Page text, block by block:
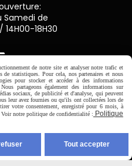
Samedi de
14H00-18H30
sécurisé
Agricole
sans frais)
de notre site et analyser notre trafic et
statistiques. Pour cela, nos partenaires et nous
pour stocker et accéder à des informations
partageons également des informations sur
sociaux, de publicité et d'analyse, qui peuvent
leur avez fournies ou qu'ils ont collectées lors de
votre consentement, enregistré pour 6 mois, à
notre politique de confidentialité : Politique
Tout accepter